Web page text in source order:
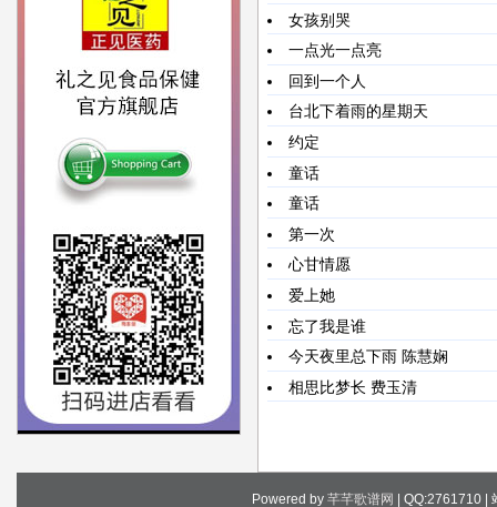
女孩别哭
一点光一点亮
回到一个人
台北下着雨的星期天
约定
童话
童话
第一次
心甘情愿
爱上她
忘了我是谁
今天夜里总下雨 陈慧娴
相思比梦长 费玉清
Powered by 芊芊歌谱网 | QQ:2761710 |